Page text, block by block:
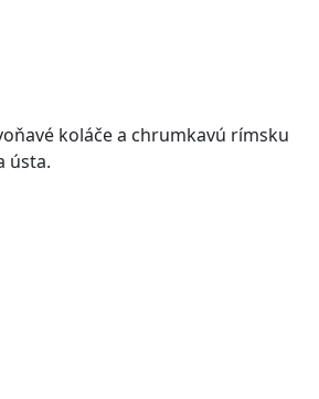
koláče a chrumkavú rímsku
ústa.